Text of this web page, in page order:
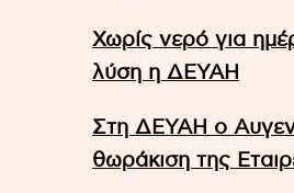
Χωρίς νερό για
λύση η ΔΕΥΑΗ
Στη ΔΕΥΑΗ ο
θωράκιση της